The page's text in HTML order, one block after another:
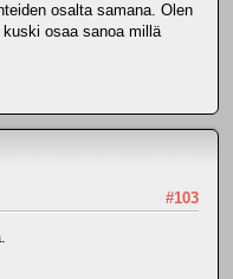
osalta samana. Olen
osaa sanoa millä
#103